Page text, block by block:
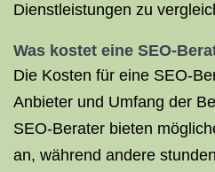
Dienstleistungen zu
Was kostet eine SEO-
Die Kosten für eine SEO-
Anbieter und Umfang der
SEO-Berater bieten
an, während andere